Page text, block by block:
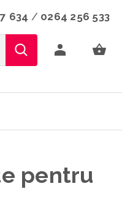
634 / 0264 256 533
pentru